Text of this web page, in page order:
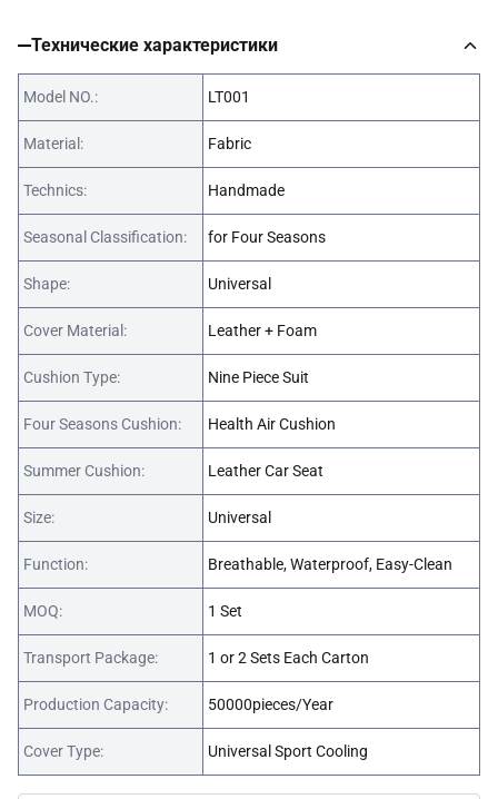
Технические характеристики
Model NO.: LT001
Material: Fabric
Technics: Handmade
Seasonal Classification: for Four Seasons
Shape: Universal
Cover Material: Leather + Foam
Cushion Type: Nine Piece Suit
Four Seasons Cushion: Health Air Cushion
Summer Cushion: Leather Car Seat
Size: Universal
Function: Breathable, Waterproof, Easy-Clean
MOQ: 1 Set
Transport Package: 1 or 2 Sets Each Carton
Production Capacity: 50000pieces/Year
Cover Type: Universal Sport Cooling